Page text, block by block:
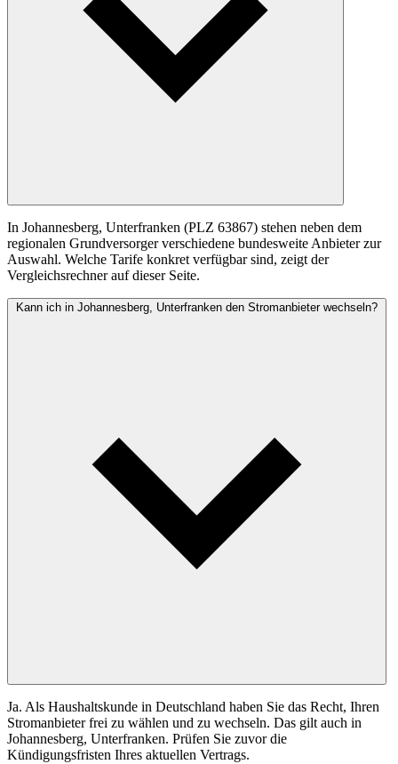
In Johannesberg, Unterfranken (PLZ 63867) stehen neben dem
regionalen Grundversorger verschiedene bundesweite Anbieter zur
Auswahl. Welche Tarife konkret verfügbar sind, zeigt der
Vergleichsrechner auf dieser Seite.
Kann ich in Johannesberg, Unterfranken den Stromanbieter wechseln?
Ja. Als Haushaltskunde in Deutschland haben Sie das Recht, Ihren
Stromanbieter frei zu wählen und zu wechseln. Das gilt auch in
Johannesberg, Unterfranken. Prüfen Sie zuvor die
Kündigungsfristen Ihres aktuellen Vertrags.